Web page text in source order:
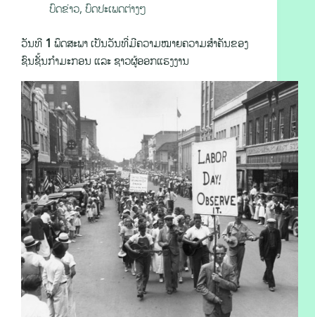
ບົດຂ່າວ, ບົດປະເພດຕ່າງໆ
ວັນທີ 1 ພຶດສະພາ ເປັນວັນທີ່ມີຄວາມໝາຍຄວາມສຳຄັນຂອງ
ຊົນຊັ້ນກຳມະກອນ ແລະ ຊາວຜູ້ອອກແຮງງານ